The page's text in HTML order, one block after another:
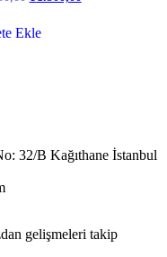
₺3.000,00.
Ekle
32/B Kağıthane İstanbul
gelişmeleri takip